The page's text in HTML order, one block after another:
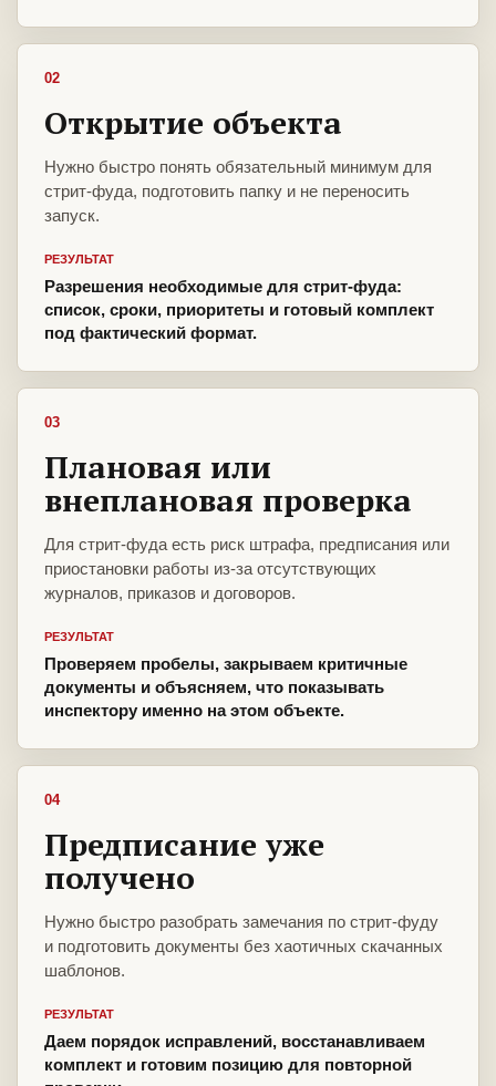
02
Открытие объекта
Нужно быстро понять обязательный минимум для
стрит-фуда, подготовить папку и не переносить
запуск.
РЕЗУЛЬТАТ
Разрешения необходимые для стрит-фуда:
список, сроки, приоритеты и готовый комплект
под фактический формат.
03
Плановая или
внеплановая проверка
Для стрит-фуда есть риск штрафа, предписания или
приостановки работы из-за отсутствующих
журналов, приказов и договоров.
РЕЗУЛЬТАТ
Проверяем пробелы, закрываем критичные
документы и объясняем, что показывать
инспектору именно на этом объекте.
04
Предписание уже
получено
Нужно быстро разобрать замечания по стрит-фуду
и подготовить документы без хаотичных скачанных
шаблонов.
РЕЗУЛЬТАТ
Даем порядок исправлений, восстанавливаем
комплект и готовим позицию для повторной